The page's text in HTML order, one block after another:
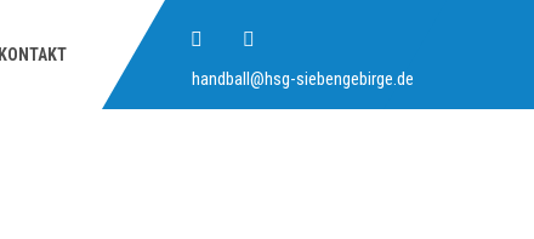
handball@hsg-siebengebirge.de
KONTAKT